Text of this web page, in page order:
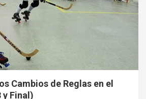
Cambios de Reglas en el
y Final)